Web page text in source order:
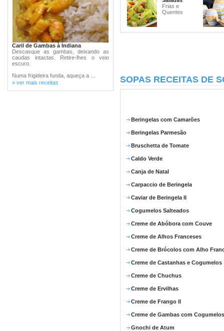
Caril de Gambas à Indiana
Descasque as gambas, deixando as
caudas intactas. Retire-lhes o veio
escuro.
Numa frigideira funda, aqueça a ...
» ver mais receitas
Frias e
Quentes
SOPAS RECEITAS DE
Beringelas com Camarões
Beringelas Parmesão
Bruschetta de Tomate
Caldo Verde
Canja de Natal
Carpaccio de Beringela
Caviar de Beringela II
Cogumelos Salteados
Creme de Abóbora com Couve
Creme de Alhos Franceses
Creme de Brócolos com Alho
Creme de Castanhas e Cogumelos
Creme de Chuchus
Creme de Ervilhas
Creme de Frango II
Creme de Gambas com Cogumelos
Gnochi de Atum